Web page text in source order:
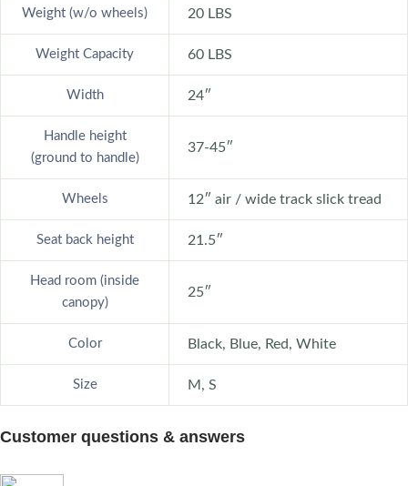
Weight (w/o wheels) 20 LBS
Weight Capacity 60 LBS
Width 24″
Handle height
(ground to handle)
37-45″
Wheels 12″ air / wide track slick tread
Seat back height 21.5″
Head room (inside
canopy)
25″
Color Black, Blue, Red, White
Size M, S
Customer questions & answers